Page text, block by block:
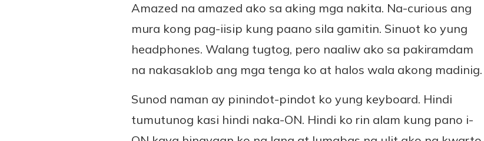
Amazed na amazed ako sa aking mga nakita. Na-curious ang
mura kong pag-iisip kung paano sila gamitin. Sinuot ko yung
headphones. Walang tugtog, pero naaliw ako sa pakiramdam
na nakasaklob ang mga tenga ko at halos wala akong madinig.
Sunod naman ay pinindot-pindot ko yung keyboard. Hindi
tumutunog kasi hindi naka-ON. Hindi ko rin alam kung pano i-